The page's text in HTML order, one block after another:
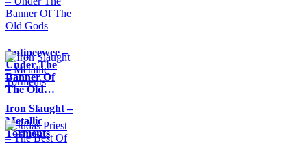
Antipeewee –
Under The
Banner Of
The Old…
Iron Slaught –
Metallic
Torments